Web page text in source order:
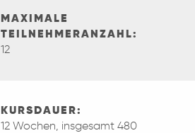
MAXIMALE
TEILNEHMERANZAHL:
12
KURSDAUER:
12 Wochen, insgesamt 480